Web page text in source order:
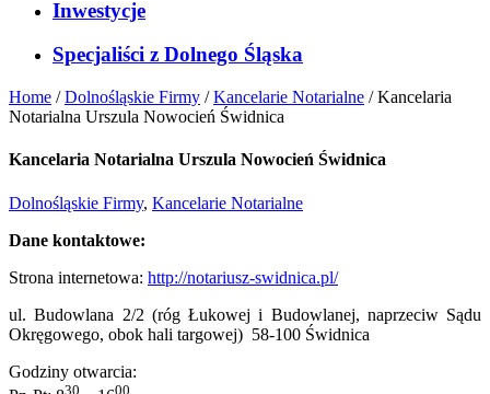
Inwestycje
Specjaliści z Dolnego Śląska
Home /Dolnośląskie Firmy /Kancelarie Notarialne /Kancelaria
Notarialna Urszula Nowocień Świdnica
Kancelaria Notarialna Urszula Nowocień Świdnica
Dolnośląskie Firmy, Kancelarie Notarialne
Dane kontaktowe:
Strona internetowa: http://notariusz-swidnica.pl/
ul. Budowlana 2/2 (róg Łukowej i Budowlanej, naprzeciw Sądu
Okręgowego, obok hali targowej) 58-100 Świdnica
Godziny otwarcia:
30 00